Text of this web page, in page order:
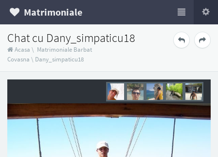
Matrimoniale
Chat cu Dany_simpaticu18
Acasa \ Matrimoniale Barbat
Covasna \ Dany_simpaticu18